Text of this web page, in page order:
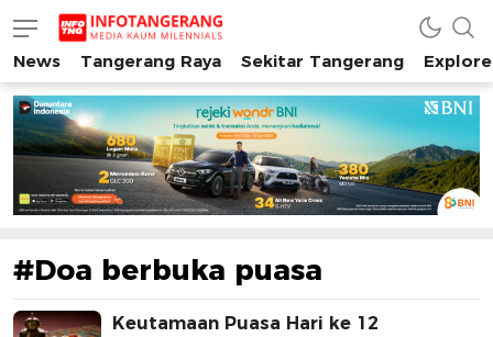
INFO TANGERANG
Media Kaum Millenials Tangerang Raya
News Tangerang Raya Sekitar Tangerang
#Doa berbuka puasa
Keutamaan Puasa Hari ke 12